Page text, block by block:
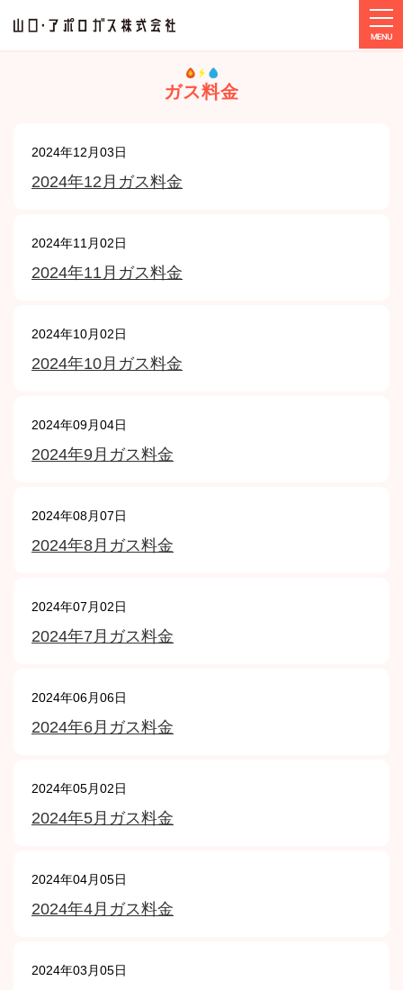
ガス料金
ガス料金
2024年12月03日
2024年12月ガス料金
2024年11月02日
2024年11月ガス料金
2024年10月02日
2024年10月ガス料金
2024年09月04日
2024年9月ガス料金
2024年08月07日
2024年8月ガス料金
2024年07月02日
2024年7月ガス料金
2024年06月06日
2024年6月ガス料金
2024年05月02日
2024年5月ガス料金
2024年04月05日
2024年4月ガス料金
2024年03月05日